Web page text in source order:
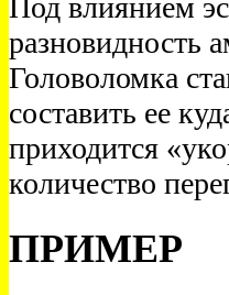
Под влиянием
разновидность
Головоломка
составить ее
приходится
количество
ПРИМЕР